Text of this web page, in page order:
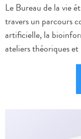
Le Bureau de la vie
travers un parcours
artificielle, la
ateliers théoriques et